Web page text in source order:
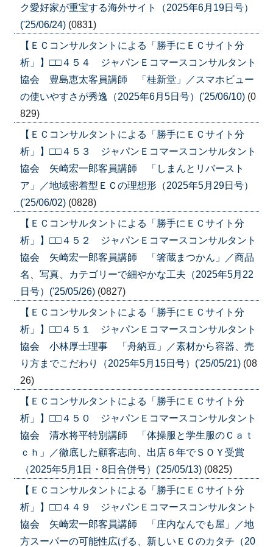
ク愛好家が重宝する海外サイト（2025年6月19日号）
('25/06/24) (0831)
【ＥＣコンサルタントによる「勝手にＥＣサイト分
析」】□□４５４ ジャパンＥコマースコンサルタント
協会 豊島恵太客員講師 「桂新堂」／スマホビュー
の使いやすさが秀逸（2025年6月5日号）('25/06/10) (0
829)
【ＥＣコンサルタントによる「勝手にＥＣサイト分
析」】□□４５３ ジャパンＥコマースコンサルタント
協会 矢崎宏一郎客員講師 「しまんとリバースト
ア」／地域密着型ＥＣの理想形（2025年5月29日号）
('25/06/02) (0828)
【ＥＣコンサルタントによる「勝手にＥＣサイト分
析」】□□４５２ ジャパンＥコマースコンサルタント
協会 矢崎宏一郎客員講師 「箸蔵まつかん」／商品
名、写真、カテゴリーで細やかな工夫（2025年5月22
日号）('25/05/26) (0827)
【ＥＣコンサルタントによる「勝手にＥＣサイト分
析」】□□４５１ ジャパンＥコマースコンサルタント
協会 小林厚士理事 「舟納豆」／素材から容器、売
り方までこだわり（2025年5月15日号）('25/05/21) (08
26)
【ＥＣコンサルタントによる「勝手にＥＣサイト分
析」】□□４５０ ジャパンＥコマースコンサルタント
協会 清水将平特別講師 「体操服と学生服のＣａｔ
ｃｈ」／徹底した顧客志向、出店６年でＳＯＹ受賞
（2025年5月1日・8日合併号）('25/05/13) (0825)
【ＥＣコンサルタントによる「勝手にＥＣサイト分
析」】□□４４９ ジャパンＥコマースコンサルタント
協会 矢崎宏一郎客員講師 「庄内なんでも屋」／地
方スーパーの可能性広げる、新しいＥＣのカタチ（20